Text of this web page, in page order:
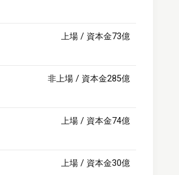
上場 / 資本金73億
非上場 / 資本金285億
上場 / 資本金74億
上場 / 資本金30億